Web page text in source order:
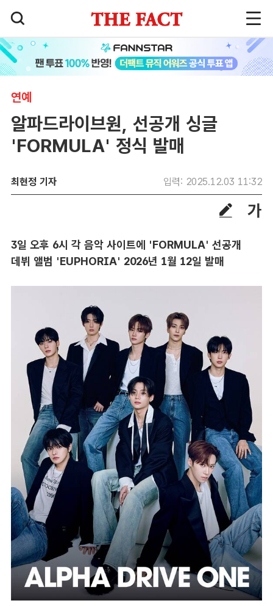
연예
알파드라이브원, 선공개 싱글
'FORMULA' 정식 발매
최현정 기자 입력: 2025.12.03 11:32
3일 오후 6시 각 음악 사이트에 'FORMULA' 선공개
데뷔 앨범 'EUPHORIA' 2026년 1월 12일 발매